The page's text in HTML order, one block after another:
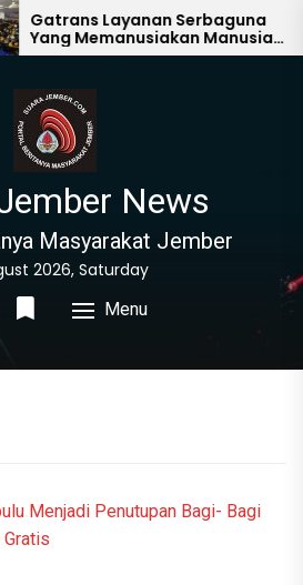
Layanan Serbaguna
Memanusiakan Manusia
News
Masyarakat Jember
2026, Saturday
Menu